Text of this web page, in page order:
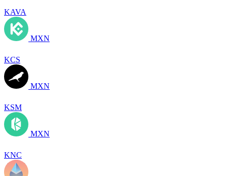
KAVA
MXN
KCS
MXN
KSM
MXN
KNC